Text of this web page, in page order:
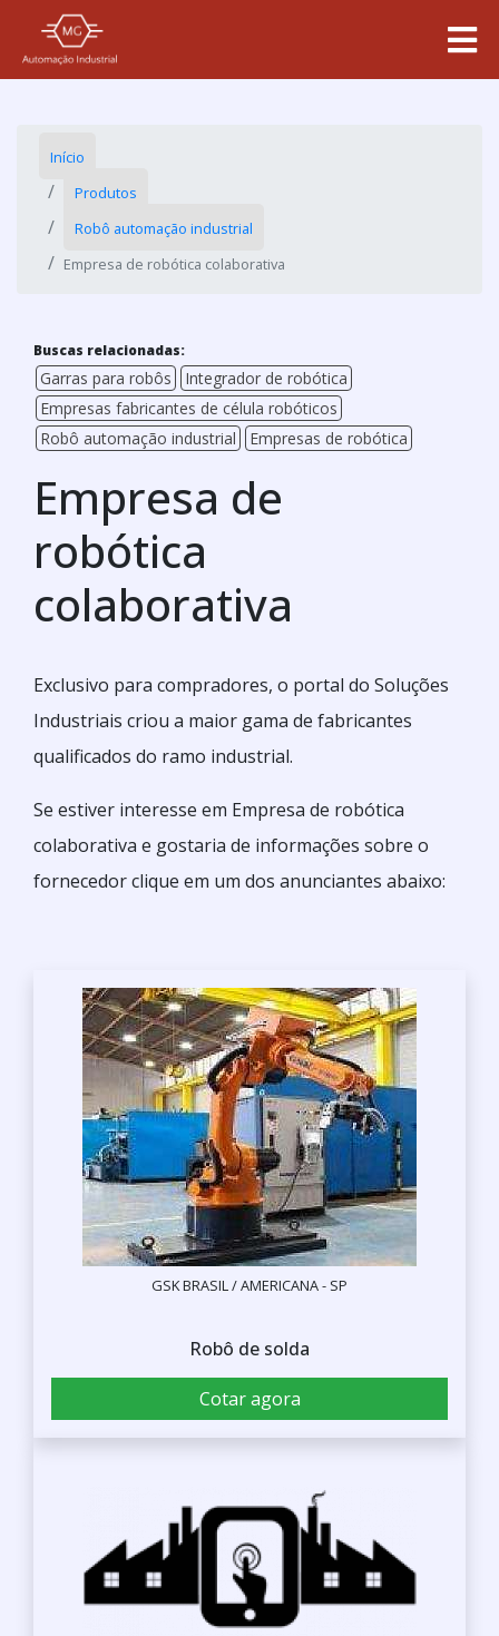
Início
Produtos
Robô automação industrial
Empresa de robótica colaborativa
Buscas relacionadas:
Garras para robôs
Integrador de robótica
Empresas fabricantes de célula robóticos
Robô automação industrial
Empresas de robótica
Empresa de
robótica
colaborativa
Exclusivo para compradores, o portal do Soluções
Industriais criou a maior gama de fabricantes
qualificados do ramo industrial.
Se estiver interesse em Empresa de robótica
colaborativa e gostaria de informações sobre o
fornecedor clique em um dos anunciantes abaixo:
GSK BRASIL / AMERICANA - SP
Robô de solda
Cotar agora